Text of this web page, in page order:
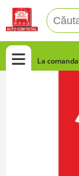
La comanda